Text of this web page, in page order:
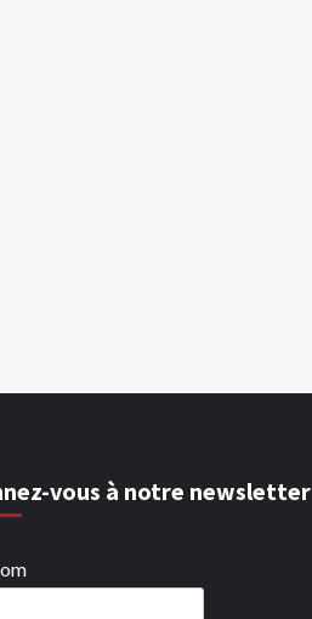
vous à notre newsletter